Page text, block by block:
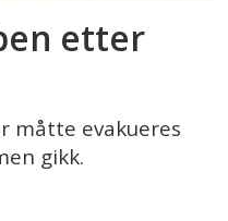
etter
måtte evakueres
gikk.